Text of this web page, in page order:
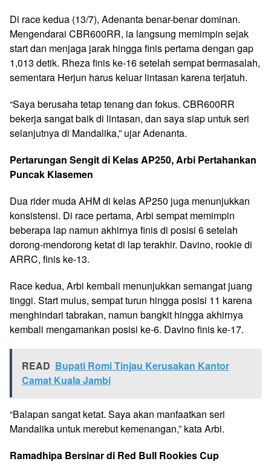
Di race kedua (13/7), Adenanta benar-benar dominan.
Mengendarai CBR600RR, ia langsung memimpin sejak
start dan menjaga jarak hingga finis pertama dengan gap
1,013 detik. Rheza finis ke-16 setelah sempat bermasalah,
sementara Herjun harus keluar lintasan karena terjatuh.
“Saya berusaha tetap tenang dan fokus. CBR600RR
bekerja sangat baik di lintasan, dan saya siap untuk seri
selanjutnya di Mandalika,” ujar Adenanta.
Pertarungan Sengit di Kelas AP250, Arbi Pertahankan
Puncak Klasemen
Dua rider muda AHM di kelas AP250 juga menunjukkan
konsistensi. Di race pertama, Arbi sempat memimpin
beberapa lap namun akhirnya finis di posisi 6 setelah
dorong-mendorong ketat di lap terakhir. Davino, rookie di
ARRC, finis ke-13.
Race kedua, Arbi kembali menunjukkan semangat juang
tinggi. Start mulus, sempat turun hingga posisi 11 karena
menghindari tabrakan, namun bangkit hingga akhirnya
kembali mengamankan posisi ke-6. Davino finis ke-17.
READ Bupati Romi Tinjau Kerusakan Kantor
Camat Kuala Jambi
“Balapan sangat ketat. Saya akan manfaatkan seri
Mandalika untuk merebut kemenangan,” kata Arbi.
Ramadhipa Bersinar di Red Bull Rookies Cup